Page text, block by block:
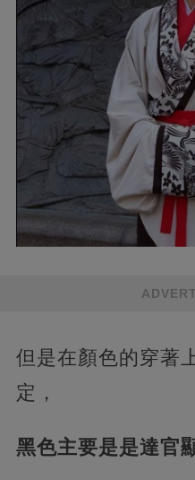
但是在顏色的穿著
定，
黑色主要是是達官